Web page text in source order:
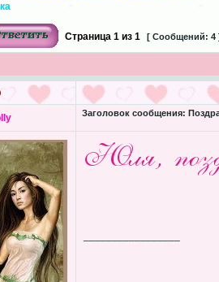
Страница 1из 1 [ Сообщений: 4
Заголовок сообщения: